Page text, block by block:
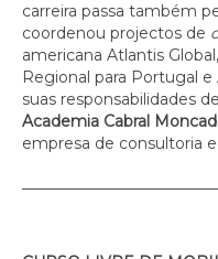
carreira passa também
coordenou projectos de
americana Atlantis
Regional para Portugal
suas responsabilidades de
Academia Cabral
empresa de consultoria